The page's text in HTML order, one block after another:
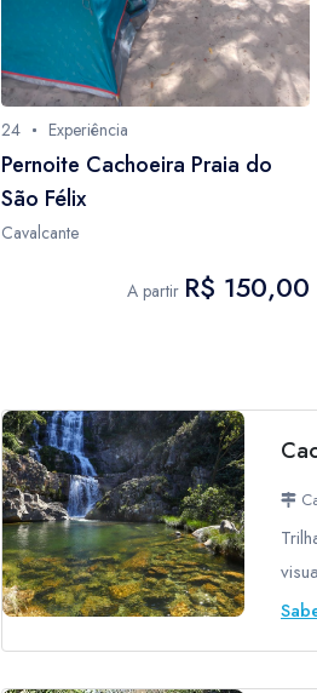
24 Experiência
Pernoite Cachoeira Praia do
São Félix
Cavalcante
A partir R$ 150,00